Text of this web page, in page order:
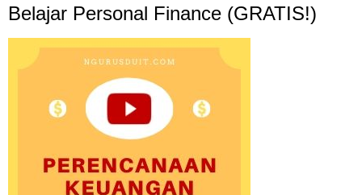
Belajar Personal Finance (GRATIS!)